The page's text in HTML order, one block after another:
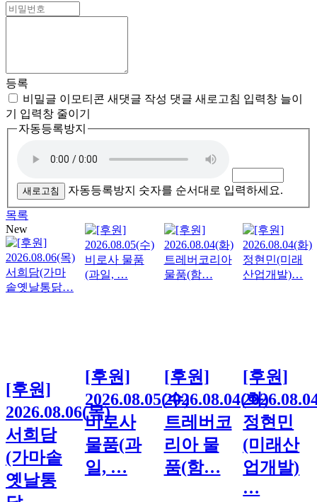
등록
비밀글 이모티콘 새댓글 작성 댓글 새로고침 입력창 늘이
기
입력창 줄이기
자동등록방지
새로고침 자동등록방지 숫자를 순서대로 입력하세요.
목록
New
[후원]
2026.08.06(목)
서희담
(가마솥
옛날통
[후원]
2026.08.05(수)
비로사
물품(과
일, …
[후원]
2026.08.04(화)
트레버코
리아 물
품(함…
[후원]
정현민
(미래산
업개발)
…